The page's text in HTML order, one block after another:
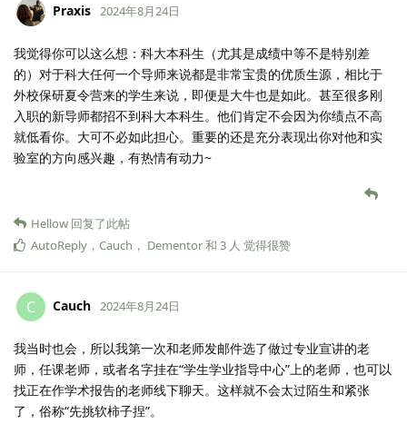
Praxis 2024年8月24日
我觉得你可以这么想：科大本科生（尤其是成绩中等不是特别差
的）对于科大任何一个导师来说都是非常宝贵的优质生源，相比于
外校保研夏令营来的学生来说，即便是大牛也是如此。甚至很多刚
入职的新导师都招不到科大本科生。他们肯定不会因为你绩点不高
就低看你。大可不必如此担心。重要的还是充分表现出你对他和实
验室的方向感兴趣，有热情有动力~
Hellow 回复了此帖
AutoReply ， Cauch ， Dementor和 3 人 觉得很赞
C Cauch 2024年8月24日
我当时也会，所以我第一次和老师发邮件选了做过专业宣讲的老
师，任课老师，或者名字挂在“学生学业指导中心”上的老师，也可以
找正在作学术报告的老师线下聊天。这样就不会太过陌生和紧张
了，俗称“先挑软柿子捏”。